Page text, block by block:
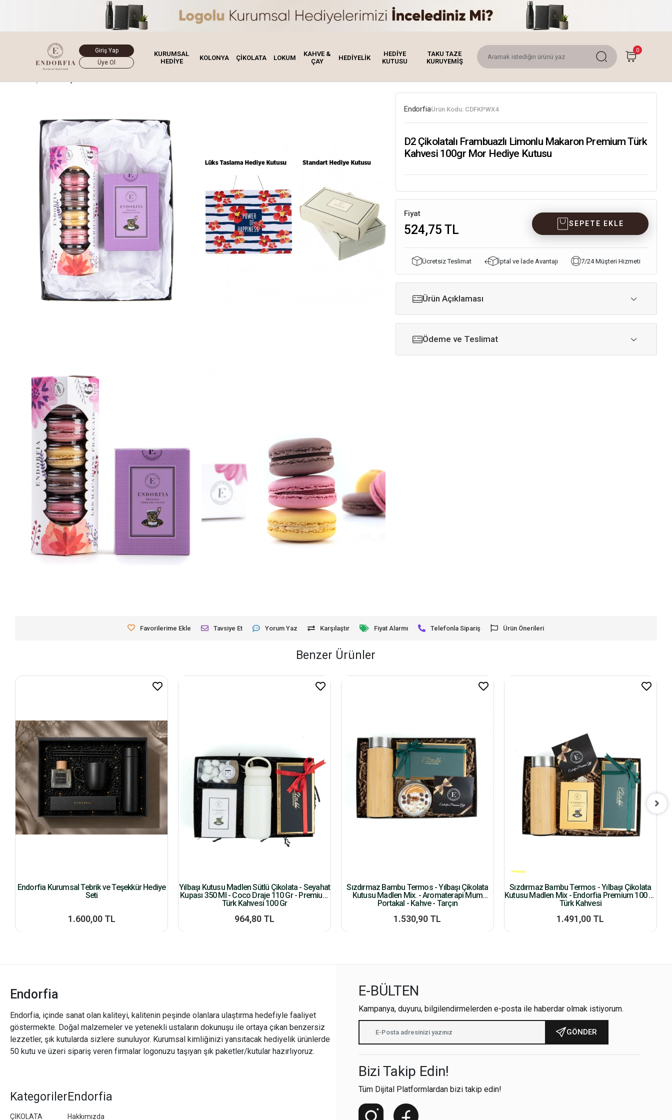
Giriş Yap
Üye Ol
KURUMSAL
HEDİYE
KOLONYA ÇİKOLATA LOKUM
KAHVE &
ÇAY
HEDİYELİK
HEDİYE
KUTUSU
TAKU TAZE
KURUYEMİŞ
0
EndorfiaÜrün Kodu: CDFKPWX4
D2 Çikolatalı Frambuazlı Limonlu Makaron Premium Türk
Kahvesi 100gr Mor Hediye Kutusu
Fiyat
524,75 TL SEPETE EKLE
Ücretsiz Teslimat İptal ve İade Avantajı 7/24 Müşteri Hizmeti
Ürün Açıklaması
Ödeme ve Teslimat
Favorilerime Ekle Tavsiye Et Yorum Yaz Karşılaştır Fiyat Alarmı Telefonla Sipariş Ürün Önerileri
Benzer Ürünler
Endorfia Kurumsal Tebrik ve Teşekkür Hediye
Seti
1.600,00 TL
Yılbaşı Kutusu Madlen Sütlü Çikolata - Seyahat
Kupası 350 Ml - Coco Draje 110 Gr - Premium
Türk Kahvesi 100 Gr
964,80 TL
Sızdırmaz Bambu Termos - Yılbaşı Çikolata
Kutusu Madlen Mix. - Aromaterapi Mum
Portakal - Kahve - Tarçın
1.530,90 TL
Sızdırmaz Bambu Termos - Yılbaşı Çikolata
Kutusu Madlen Mix - Endorfia Premium 100 Gr
Türk Kahvesi
1.491,00 TL
Endorfia
Endorfia, içinde sanat olan kaliteyi, kalitenin peşinde olanlara ulaştırma hedefiyle faaliyet
göstermekte. Doğal malzemeler ve yetenekli ustaların dokunuşu ile ortaya çıkan benzersiz
lezzetler, şık kutularda sizlere sunuluyor. Kurumsal kimliğinizi yansıtacak hediyelik ürünlerde
50 kutu ve üzeri sipariş veren firmalar logonuzu taşıyan şık paketler/kutular hazırlıyoruz.
Kategoriler
ÇİKOLATA
Endorfia
Hakkımızda
E-BÜLTEN
Kampanya, duyuru, bilgilendirmelerden e-posta ile haberdar olmak istiyorum.
GÖNDER
Bizi Takip Edin!
Tüm Dijital Platformlardan bizi takip edin!